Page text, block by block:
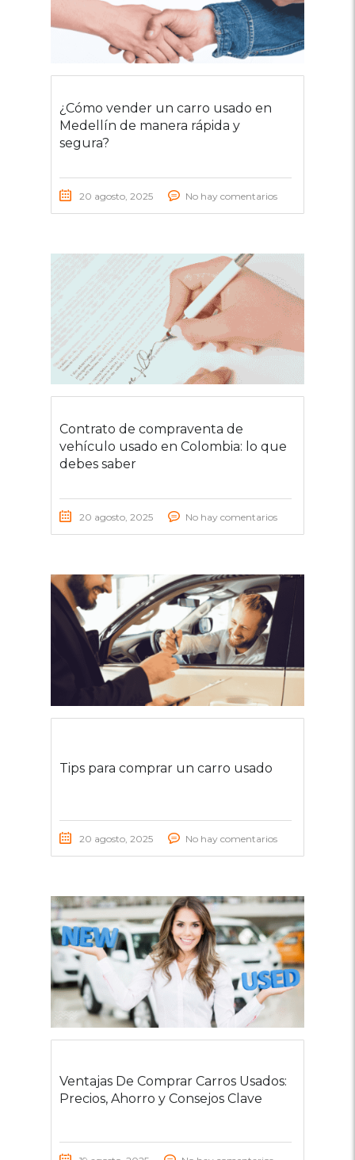
¿Cómo vender un carro usado en
Medellín de manera rápida y
segura?
20 agosto, 2025 No hay comentarios
Contrato de compraventa de
vehículo usado en Colombia: lo que
debes saber
20 agosto, 2025 No hay comentarios
Tips para comprar un carro usado
20 agosto, 2025 No hay comentarios
Ventajas De Comprar Carros Usados:
Precios, Ahorro y Consejos Clave